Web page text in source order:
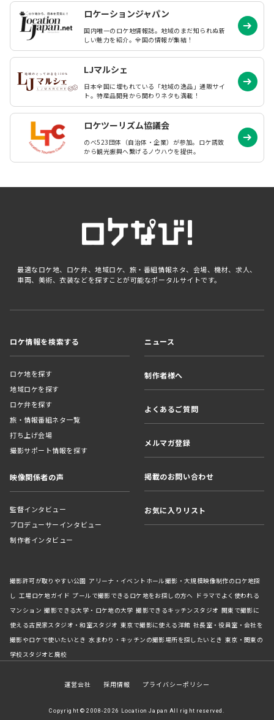
ロケーションジャパン
国内唯一のロケ地情報誌。地域のまだ知られぬ新
しい魅力を紹介。全国の情報が集結！
LJマルシェ
日本全国に埋もれている「地域の逸品」通販サイ
ト。特産品開発から関わりネタも満載！
ロケツーリズム協議会
のべ523団体（自治体・企業）が参加。ロケ誘致
から観光振興へ繋げるノウハウを提供。
最適なロケ地、ロケ弁、地域ロケ、旅・番組情報ネタ、会場、機材、求人、
車両、美術、衣装などを探すことが可能なポータルサイトです。
ロケ情報を検索する
ロケ地を探す
地域ロケを探す
ロケ弁を探す
旅・情報番組ネタ一覧
打ち上げ会場
撮影サポート情報を探す
映像関係者の声
監督インタビュー
プロデューサーインタビュー
制作者インタビュー
ニュース
制作者様へ
よくあるご質問
メルマガ登録
掲載のお問い合わせ
お気に入りリスト
撮影許可が取りやすい公園 アリーナ・イベントホール撮影・大規模映像制作のロケ地探
し 工場ロケ地ガイド プールで撮影できるロケ地をお探しの方へ ドラマでよく使われる
マンション 撮影できる大学・ロケ地の大学 撮影できるキッチンスタジオ 関東で撮影に
使える古民家スタジオ・和室スタジオ 東京で撮影に使える洋館 社長室・役員室・会社を
撮影やロケで使いたいとき 水まわり・キッチンの撮影場所を探したいとき 東京・関東の
学校スタジオと廃校
運営会社 採用情報 プライバシーポリシー
Copyright © 2008-2026 Location Japan All right reserved.